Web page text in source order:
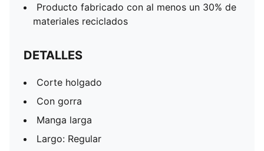
Producto fabricado con al menos un 30% de
materiales reciclados
DETALLES
Corte holgado
Con gorra
Manga larga
Largo: Regular